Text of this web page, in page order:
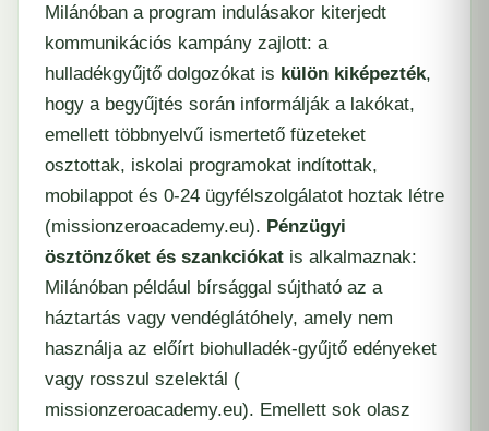
Milánóban a program indulásakor kiterjedt
kommunikációs kampány zajlott: a
hulladékgyűjtő dolgozókat is külön kiképezték,
hogy a begyűjtés során informálják a lakókat,
emellett többnyelvű ismertető füzeteket
osztottak, iskolai programokat indítottak,
mobilappot és 0-24 ügyfélszolgálatot hoztak létre
(​missionzeroacademy.eu). Pénzügyi
ösztönzőket és szankciókat is alkalmaznak:
Milánóban például bírsággal sújtható az a
háztartás vagy vendéglátóhely, amely nem
használja az előírt biohulladék-gyűjtő edényeket
vagy rosszul szelektál (​
missionzeroacademy.eu). Emellett sok olasz